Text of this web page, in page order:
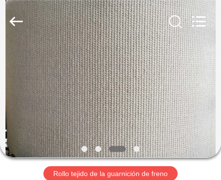
HOGAR
PRODUCTOS
SOBRE
NOSOTROS
VIAJE
Ningbo
Xinyan
Friction
Materials
Ltd..
Rights
Reserved.
Rollo tejido de la guarnición de freno